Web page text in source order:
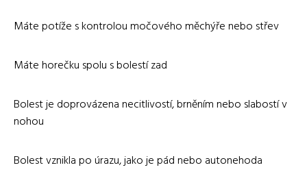
Máte potíže s kontrolou močového měchýře nebo střev
Máte horečku spolu s bolestí zad
Bolest je doprovázena necitlivostí, brněním nebo slabostí v
nohou
Bolest vznikla po úrazu, jako je pád nebo autonehoda